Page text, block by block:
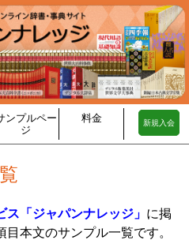
ンプルペー
ジ
料金 新規入会
「ジャパンナレッジ」 に掲
本文のサンプル一覧です。